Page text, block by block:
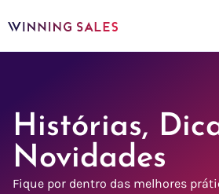
Histórias,
Novidades
Fique por dentro das melhores